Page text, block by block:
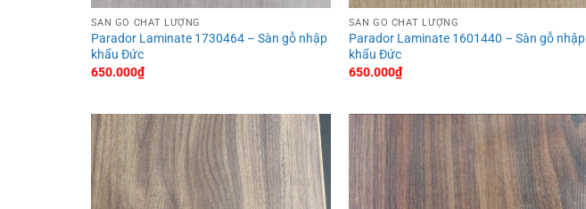
SÀN GỖ CHẤT LƯỢNG
Parador Laminate 1730464 – Sàn gỗ nhập
khẩu Đức
650.000₫
SÀN GỖ CHẤT LƯỢNG
Parador Laminate 1601440 – Sàn gỗ nhập
khẩu Đức
650.000₫